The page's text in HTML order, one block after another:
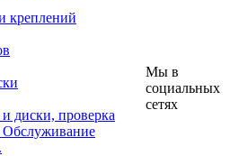
креплений
диски, проверка
Обслуживание
Мы в
социальных
сетях